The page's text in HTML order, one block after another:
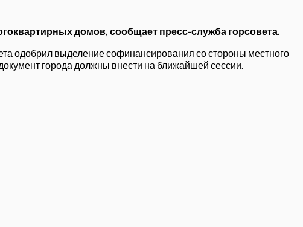
домов, сообщает пресс-служба горсовета.
одобрил выделение софинансирования со стороны местного
города должны внести на ближайшей сессии.